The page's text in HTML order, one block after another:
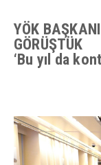
YÖK
GÖRÜŞTÜK
‘Bu yıl da